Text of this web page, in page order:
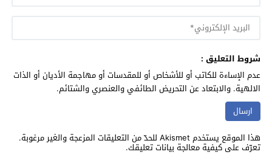
شروط التعليق :
عدم الإساءة للكاتب أو للأشخاص أو للمقدسات أو مهاجمة الأديان أو الذات
الالهية. والابتعاد عن التحريض الطائفي والعنصري والشتائم.
هذا الموقع يستخدم Akismet للحدّ من التعليقات المزعجة والغير مرغوبة.
تعرّف على كيفية معالجة بيانات تعليقك.